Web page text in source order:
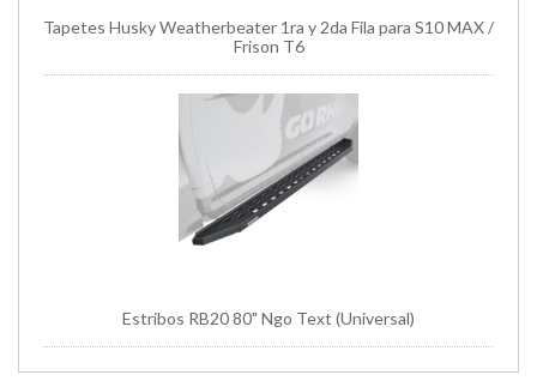
Tapetes Husky Weatherbeater 1ra y 2da Fila para S10 MAX /
Frison T6
Estribos RB20 80" Ngo Text (Universal)